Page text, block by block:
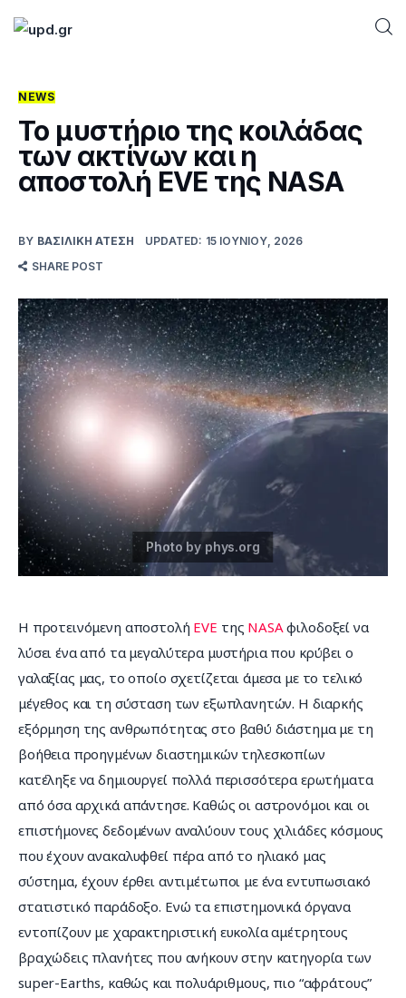
Home
News
Futuring
AI news
How To
Blog
Επικοινωνία
NEWS
Το μυστήριο της κοιλάδας
των ακτίνων και η
αποστολή EVE της NASA
BY ΒΑΣΙΛΙΚΉ ΑΤΈΣΗ UPDATED: 15 ΙΟΥΝΊΟΥ, 2026
SHARE POST
Η προτεινόμενη αποστολή EVE της NASA φιλοδοξεί να
λύσει ένα από τα μεγαλύτερα μυστήρια που κρύβει ο
γαλαξίας μας, το οποίο σχετίζεται άμεσα με το τελικό
μέγεθος και τη σύσταση των εξωπλανητών. Η διαρκής
εξόρμηση της ανθρωπότητας στο βαθύ διάστημα με τη
βοήθεια προηγμένων διαστημικών τηλεσκοπίων
κατέληξε να δημιουργεί πολλά περισσότερα ερωτήματα
από όσα αρχικά απάντησε. Καθώς οι αστρονόμοι και οι
επιστήμονες δεδομένων αναλύουν τους χιλιάδες κόσμους
που έχουν ανακαλυφθεί πέρα από το ηλιακό μας
σύστημα, έχουν έρθει αντιμέτωποι με ένα εντυπωσιακό
στατιστικό παράδοξο. Ενώ τα επιστημονικά όργανα
εντοπίζουν με χαρακτηριστική ευκολία αμέτρητους
βραχώδεις πλανήτες που ανήκουν στην κατηγορία των
super-Earths, καθώς και πολυάριθμους, πιο “αφράτους”